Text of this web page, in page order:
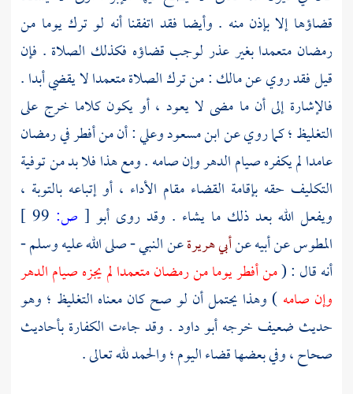
قضاؤها إلا بإذن منه . وأيضا فقد اتفقنا أنه لو ترك يوما من
رمضان متعمدا بغير عذر لوجب قضاؤه فكذلك الصلاة . فإن
قيل فقد روي عنمالك: من ترك الصلاة متعمدا لا يقضي أبدا .
فالإشارة إلى أن ما مضى لا يعود ، أو يكون كلاما خرج على
التغليظ ؛ كما روي عنابن مسعود وعلي: أن من أفطر في رمضان
عامدا لم يكفره صيام الدهر وإن صامه . ومع هذا فلا بد من توفية
التكليف حقه بإقامة القضاء مقام الأداء ، أو إتباعه بالتوبة ،
ويفعل الله بعد ذلك ما يشاء . وقد روى أبو [ ص:
المطوسعن أبيه عنأبي هريرةعن النبي - صلى الله عليه وسلم -
أنه قال : (من أفطر يوما من رمضان متعمدا لم يجزه صيام الدهر
وإن صامه ) وهذا يحتمل أن لو صح كان معناه التغليظ ؛ وهو
حديث ضعيف خرجهأبو داود . وقد جاءت الكفارة بأحاديث
صحاح ، وفي بعضها قضاء اليوم ؛ والحمد لله تعالى .